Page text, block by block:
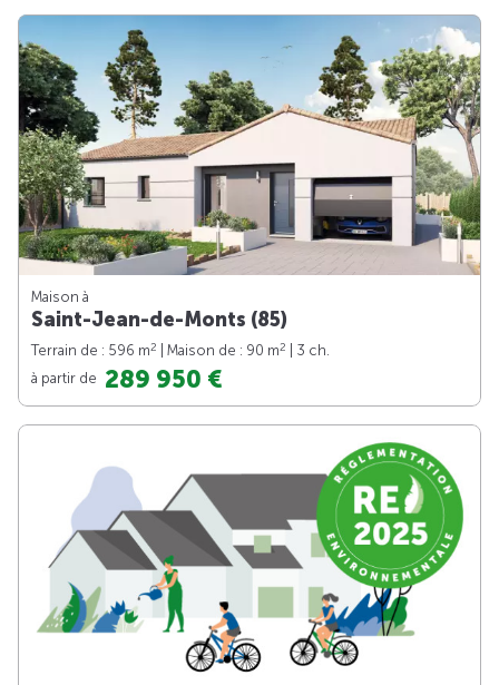
Maison à
Saint-Jean-de-Monts (85)
Terrain de : 596 m2 | Maison de : 90 m2
| 3 ch.
à partir de 289 950 €